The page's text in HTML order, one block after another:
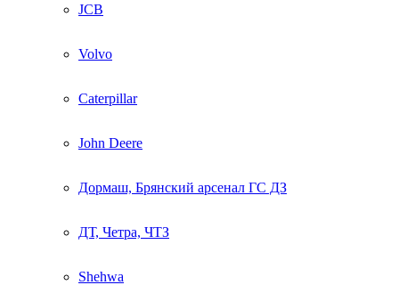
JCB
Volvo
Caterpillar
John Deere
Дормаш, Брянский арсенал ГС ДЗ
ДТ, Четра, ЧТЗ
Shehwa